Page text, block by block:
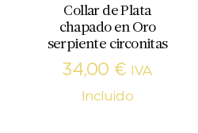
Collar de Plata
chapado en Oro
serpiente circonitas
34,00 €
IVA
Incluido